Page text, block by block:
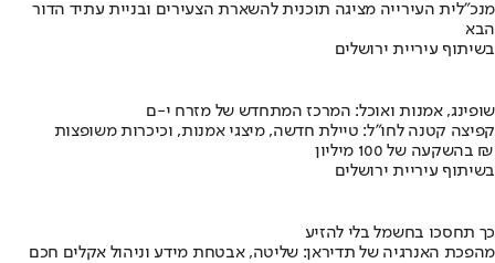
מנכ"לית העירייה מציגה תוכנית להשארת הצעירים ובניית עתיד הדור
הבא
בשיתוף עיריית ירושלים
שופינג, אמנות ואוכל: המרכז המתחדש של מזרח י-ם
קפיצה קטנה לחו"ל: טיילת חדשה, מיצגי אמנות, וכיכרות משופצות
בהשקעה של 100 מיליון ₪
בשיתוף עיריית ירושלים
כך תחסכו בחשמל בלי להזיע
מהפכת האנרגיה של תדיראן: שליטה, אבטחת מידע וניהול אקלים חכם